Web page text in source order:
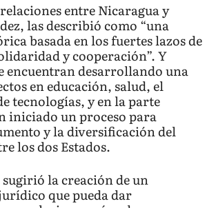
entre Nicaragua y
las describió como “una
basada en los fuertes lazos de
y cooperación”. Y
encuentran desarrollando una
en educación, salud, el
tecnologías, y en la parte
iniciado un proceso para
y la diversificación del
los dos Estados.
la creación de un
que pueda dar